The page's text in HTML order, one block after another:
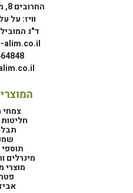
החרובים 8, מושב ציפורי
וויז: על
ד"נ המוביל,
alim.co.il
צמחי
תוספי
מינרלים
מוצרי